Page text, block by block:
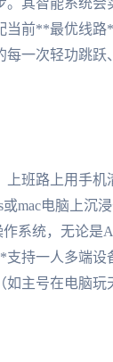
其智能系统
当前**最优线
一次轻功跳
班路上用手
mac电脑上沉
系统，无论是
持一人多端
主号在电脑